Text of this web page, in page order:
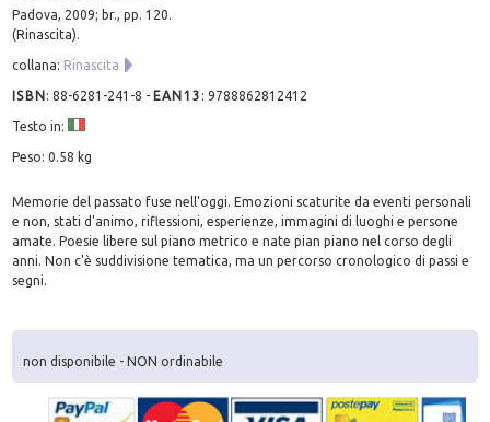
Padova, 2009; br., pp. 120.
(Rinascita).
collana: Rinascita
ISBN:88-6281-241-8 - EAN13 :9788862812412
Testo in:
Peso: 0.58 kg
Memorie del passato fuse nell'oggi. Emozioni scaturite da eventi personali
e non, stati d'animo, riflessioni, esperienze, immagini di luoghi e persone
amate. Poesie libere sul piano metrico e nate pian piano nel corso degli
anni. Non c'è suddivisione tematica, ma un percorso cronologico di passi e
segni.
non disponibile - NON ordinabile